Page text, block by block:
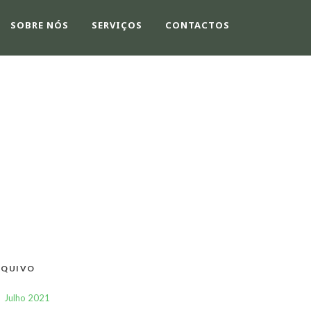
SOBRE NÓS SERVIÇOS CONTACTOS
Julho 2021